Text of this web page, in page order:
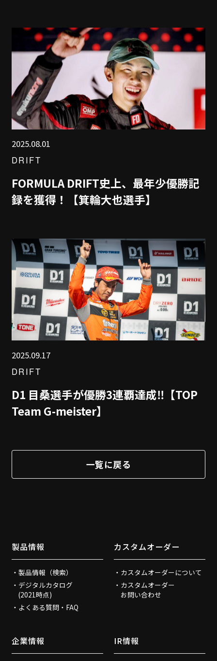
2025.08.01
DRIFT
FORMULA DRIFT史上、最年少優勝記
録を獲得！【箕輪大也選手】
2025.09.17
DRIFT
D1 目桑選手が優勝3連覇達成‼【TOP
Team G-meister】
一覧に戻る
製品情報
製品情報（検索）
デジタルカタログ
(2021時点)
よくある質問・FAQ
カスタムオーダー
カスタムオーダーについて
カスタムオーダー
お問い合わせ
企業情報 IR情報